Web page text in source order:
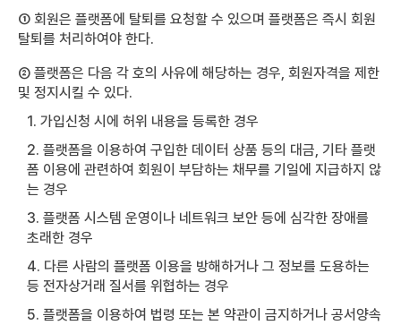
① 회원은 플랫폼에 탈퇴를 요청할 수 있으며 플랫폼은 즉시 회원
탈퇴를 처리하여야 한다.
② 플랫폼은 다음 각 호의 사유에 해당하는 경우, 회원자격을 제한
및 정지시킬 수 있다.
1. 가입신청 시에 허위 내용을 등록한 경우
2. 플랫폼을 이용하여 구입한 데이터 상품 등의 대금, 기타 플랫
폼 이용에 관련하여 회원이 부담하는 채무를 기일에 지급하지 않
는 경우
3. 플랫폼 시스템 운영이나 네트워크 보안 등에 심각한 장애를
초래한 경우
4. 다른 사람의 플랫폼 이용을 방해하거나 그 정보를 도용하는
등 전자상거래 질서를 위협하는 경우
5. 플랫폼을 이용하여 법령 또는 본 약관이 금지하거나 공서양속